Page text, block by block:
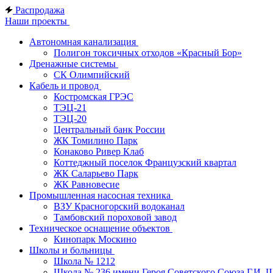
Распродажа
Наши проекты
Автономная канализация
Полигон токсичных отходов «Красный Бор»
Дренажные системы
СК Олимпийский
Кабель и провод
Костромская ГРЭС
ТЭЦ-21
ТЭЦ-20
Центральный банк России
ЖК Томилино Парк
Конаково Ривер Клаб
Коттеджный поселок Французский квартал
ЖК Саларьево Парк
ЖК Равновесие
Промышленная насосная техника
ВЗУ Красногорский водоканал
Тамбовский пороховой завод
Техническое оснащение объектов
Кинопарк Москино
Школы и больницы
Школа № 1212